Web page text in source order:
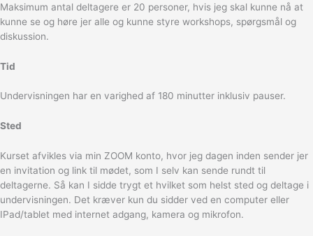
Maksimum antal deltagere er 20 personer, hvis jeg skal kunne nå at
kunne se og høre jer alle og kunne styre workshops, spørgsmål og
diskussion.
Tid
Undervisningen har en varighed af 180 minutter inklusiv pauser.
Sted
Kurset afvikles via min ZOOM konto, hvor jeg dagen inden sender jer
en invitation og link til mødet, som I selv kan sende rundt til
deltagerne. Så kan I sidde trygt et hvilket som helst sted og deltage i
undervisningen. Det kræver kun du sidder ved en computer eller
IPad/tablet med internet adgang, kamera og mikrofon.